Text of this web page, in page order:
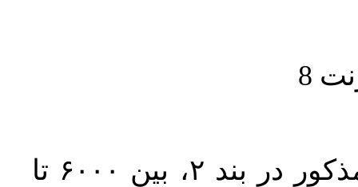
حجم کل مقاله با احتساب تمام بخش‌های مذکور در بند ۲، بین ۶۰۰۰ تا